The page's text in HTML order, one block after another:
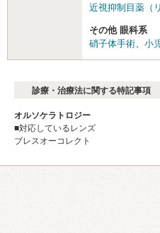
近視抑制目薬（
その他 眼科系
硝子体手術、 小
診療・治療法に関する特記事項
オルソケラトロジー
■対応しているレンズ
ブレスオーコレクト